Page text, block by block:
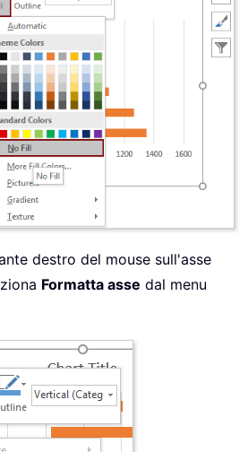
destro del mouse sull'asse
Formatta asse dal menu